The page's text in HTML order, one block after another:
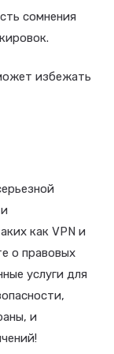
сомнения
избежать
как VPN и
о правовых
услуги для
и